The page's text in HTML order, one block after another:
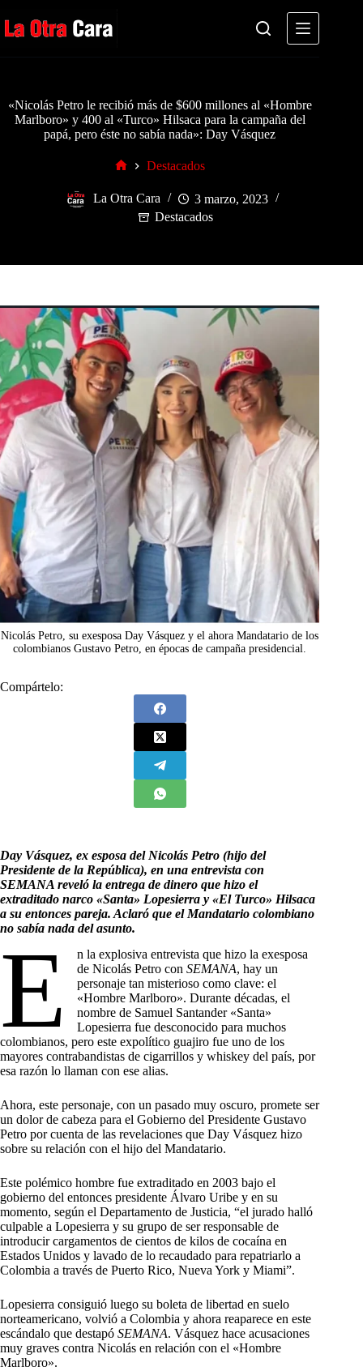
al
contenido
«Nicolás Petro le recibió más de $600 millones al «Hombre
Marlboro» y 400 al «Turco» Hilsaca para la campaña del
papá, pero éste no sabía nada»: Day Vásquez
Destacados
La Otra Cara
3 marzo, 2023
Destacados
Nicolás Petro, su exesposa Day Vásquez y el ahora Mandatario de los
colombianos Gustavo Petro, en épocas de campaña presidencial.
Compártelo:
Day Vásquez, ex esposa del Nicolás Petro (hijo del
Presidente de la República), en una entrevista con
SEMANA reveló la entrega de dinero que hizo el
extraditado narco «Santa» Lopesierra y «El Turco» Hilsaca
a su entonces pareja. Aclaró que el Mandatario colombiano
no sabía nada del asunto.
E
n la explosiva entrevista que hizo la exesposa
de Nicolás Petro conSEMANA, hay un
personaje tan misterioso como clave: el
«Hombre Marlboro». Durante décadas, el
nombre de Samuel Santander «Santa»
Lopesierra fue desconocido para muchos
colombianos, pero este expolítico guajiro fue uno de los
mayores contrabandistas de cigarrillos y whiskey del país, por
esa razón lo llaman con ese alias.
Ahora, este personaje, con un pasado muy oscuro, promete ser
un dolor de cabeza para el Gobierno del Presidente Gustavo
Petro por cuenta de las revelaciones que Day Vásquez hizo
sobre su relación con el hijo del Mandatario.
Este polémico hombre fue extraditado en 2003 bajo el
gobierno del entonces presidente Álvaro Uribe y en su
momento, según el Departamento de Justicia, “el jurado halló
culpable a Lopesierra y su grupo de ser responsable de
introducir cargamentos de cientos de kilos de cocaína en
Estados Unidos y lavado de lo recaudado para repatriarlo a
Colombia a través de Puerto Rico, Nueva York y Miami”.
Lopesierra consiguió luego su boleta de libertad en suelo
norteamericano, volvió a Colombia y ahora reaparece en este
escándalo que destapó SEMANA. Vásquez hace acusaciones
muy graves contra Nicolás en relación con el «Hombre
Marlboro».